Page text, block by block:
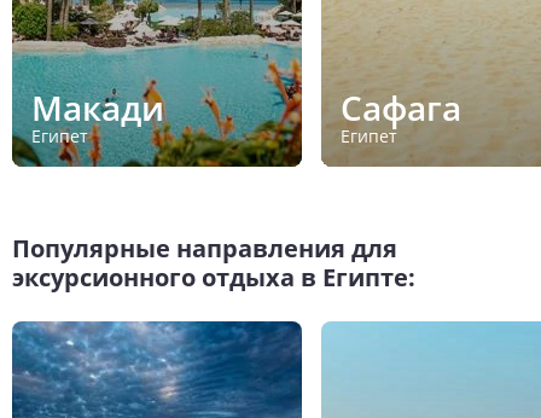
Макади
Египет
Сафага
Египет
Популярные направления для
эксурсионного отдыха в Египте: